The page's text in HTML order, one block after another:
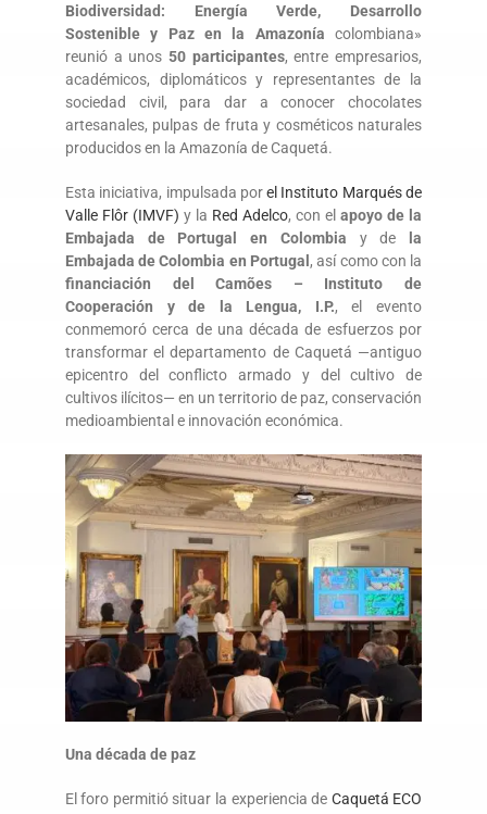
Biodiversidad: Energía Verde, Desarrollo
Sostenible y Paz en la Amazoníacolombiana»
reunió a unos 50 participantes, entre empresarios,
académicos, diplomáticos y representantes de la
sociedad civil, para dar a conocer chocolates
artesanales, pulpas de fruta y cosméticos naturales
producidos en la Amazonía de Caquetá.
Esta iniciativa, impulsada porel Instituto Marqués de
Valle Flôr (IMVF) y la Red Adelco, con elapoyo de la
Embajada de Portugal en Colombia y de
la
Embajada de Colombia en Portugal , así como con la
financiación del Camões – Instituto de
Cooperación y de la Lengua, I.P., el evento
conmemoró cerca de una década de esfuerzos por
transformar el departamento de Caquetá —antiguo
epicentro del conflicto armado y del cultivo de
cultivos ilícitos— en un territorio de paz, conservación
medioambiental e innovación económica.
Una década de paz
El foro permitió situar la experiencia de Caquetá ECO